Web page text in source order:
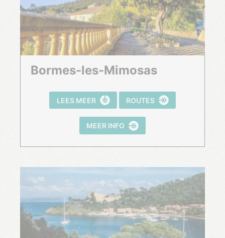
Bormes-les-Mimosas
LEES MEER ROUTES
MEER INFO